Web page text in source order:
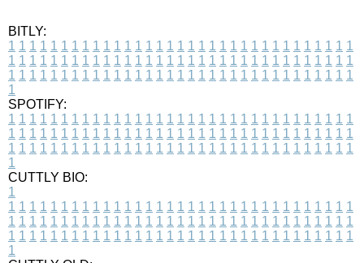
BITLY:
1 1 1 1 1 1 1 1 1 1 1 1 1 1 1 1 1 1 1 1 1 1 1 1 1 1 1 1 1 1 1 1 1
1 1 1 1 1 1 1 1 1 1 1 1 1 1 1 1 1 1 1 1 1 1 1 1 1 1 1 1 1 1 1 1 1
1 1 1 1 1 1 1 1 1 1 1 1 1 1 1 1 1 1 1 1 1 1 1 1 1 1 1 1 1 1 1 1 1
1
SPOTIFY:
1 1 1 1 1 1 1 1 1 1 1 1 1 1 1 1 1 1 1 1 1 1 1 1 1 1 1 1 1 1 1 1 1
1 1 1 1 1 1 1 1 1 1 1 1 1 1 1 1 1 1 1 1 1 1 1 1 1 1 1 1 1 1 1 1 1
1 1 1 1 1 1 1 1 1 1 1 1 1 1 1 1 1 1 1 1 1 1 1 1 1 1 1 1 1 1 1 1 1
1
CUTTLY BIO:
1
1 1 1 1 1 1 1 1 1 1 1 1 1 1 1 1 1 1 1 1 1 1 1 1 1 1 1 1 1 1 1 1 1
1 1 1 1 1 1 1 1 1 1 1 1 1 1 1 1 1 1 1 1 1 1 1 1 1 1 1 1 1 1 1 1 1
1 1 1 1 1 1 1 1 1 1 1 1 1 1 1 1 1 1 1 1 1 1 1 1 1 1 1 1 1 1 1 1 1
1